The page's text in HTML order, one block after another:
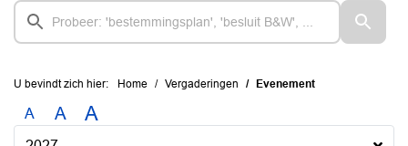
U bevindt zich hier: Home Vergaderingen Evenement
A A A